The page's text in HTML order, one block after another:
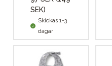
SEK)
Skickas 1-3
dagar